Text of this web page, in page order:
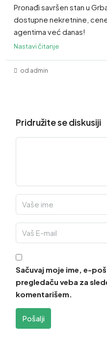
Pronađi savršen stan u
dostupne nekretnine,
agentima već danas!
Nastavi čitanje
od admin
Pridružite se diskusiji
Sačuvaj moje ime, e-
pregledaču veba za
komentarišem.
Pošalji